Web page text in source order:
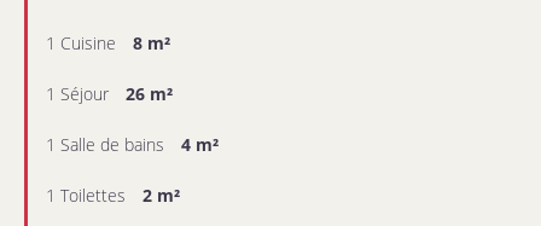
1 Cuisine 8 m²
1 Séjour 26 m²
1 Salle de bains 4 m²
1 Toilettes 2 m²